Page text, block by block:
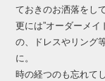
ておきのお洒落をし
更には”オーダーメ
の、ドレスやリング
に。
時の経つのも忘れて